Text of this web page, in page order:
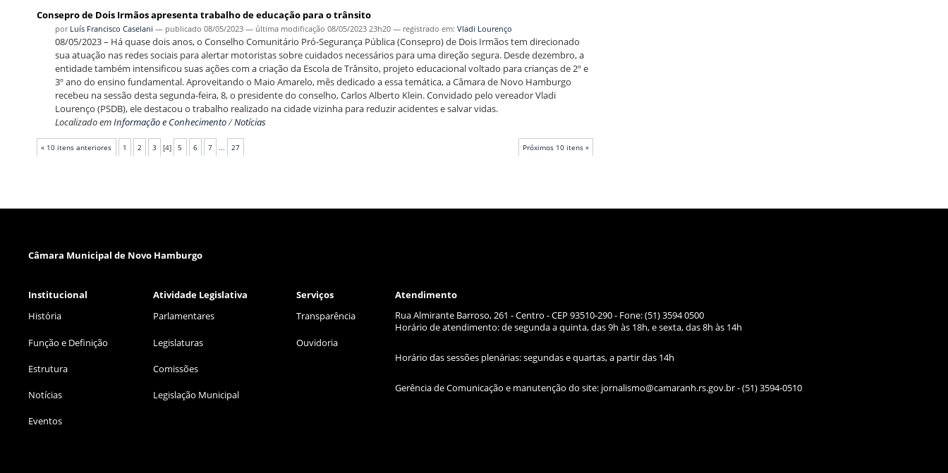
Consepro de Dois Irmãos apresenta trabalho de educação para o trânsito
por Luís Francisco Caselani — publicado 08/05/2023 — última modificação 08/05/2023 23h20 — registrado em: Vladi Lourenço
08/05/2023 – Há quase dois anos, o Conselho Comunitário Pró-Segurança Pública (Consepro) de Dois Irmãos tem direcionado
sua atuação nas redes sociais para alertar motoristas sobre cuidados necessários para uma direção segura. Desde dezembro, a
entidade também intensificou suas ações com a criação da Escola de Trânsito, projeto educacional voltado para crianças de 2º e
3º ano do ensino fundamental. Aproveitando o Maio Amarelo, mês dedicado a essa temática, a Câmara de Novo Hamburgo
recebeu na sessão desta segunda-feira, 8, o presidente do conselho, Carlos Alberto Klein. Convidado pelo vereador Vladi
Lourenço (PSDB), ele destacou o trabalho realizado na cidade vizinha para reduzir acidentes e salvar vidas.
Localizado emInformação e Conhecimento/Notícias
« 10 itens anteriores Próximos 10 itens »
1 2 3 [4] 5 6 7 ... 27
Câmara Municipal de Novo Hamburgo
Institucional Atividade Legislativa Serviços
Atendimento
História
Função e Definição
Estrutura
Notícias
Eventos
Parlamentares
Legislaturas
Comissões
Legislação Municipal
Transparência
Ouvidoria
Rua Almirante Barroso, 261 - Centro - CEP 93510-290 - Fone: (51) 3594 0500
Horário de atendimento: de segunda a quinta, das 9h às 18h, e sexta, das8h às 14h
Horário das sessões plenárias: segundas e quartas, a partir das 14h
Gerência de Comunicação e manutenção do site: jornalismo@camaranh.rs.gov.br- (51) 3594-0510